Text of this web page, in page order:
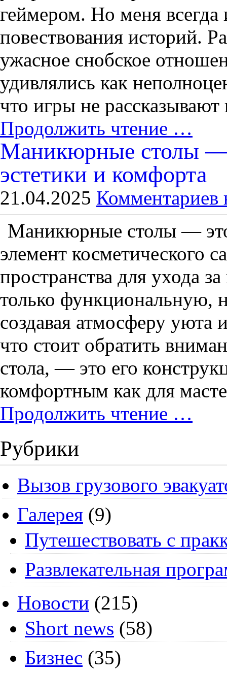
геймером. Но меня
повествования историй.
ужасное снобское
удивлялись как
что игры не
Продолжить чтение …
Маникюрные столы —
эстетики и комфорта
21.04.2025 Комментариев
Маникюрные столы —
элемент косметического
пространства для ухода
только функциональную,
создавая атмосферу уюта
что стоит обратить
стола, — это его
комфортным как для
Продолжить чтение …
Рубрики
Вызов грузового
Галерея (9)
Путешествовать с
Развлекательная
Новости (215)
Short news (58)
Бизнес (35)